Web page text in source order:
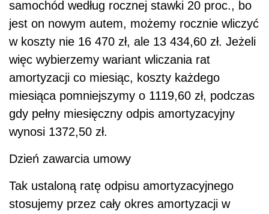
samochód według rocznej stawki 20 proc., bo
jest on nowym autem, możemy rocznie wliczyć
w koszty nie 16 470 zł, ale 13 434,60 zł. Jeżeli
więc wybierzemy wariant wliczania rat
amortyzacji co miesiąc, koszty każdego
miesiąca pomniejszymy o 1119,60 zł, podczas
gdy pełny miesięczny odpis amortyzacyjny
wynosi 1372,50 zł.
Dzień zawarcia umowy
Tak ustaloną ratę odpisu amortyzacyjnego
stosujemy przez cały okres amortyzacji w